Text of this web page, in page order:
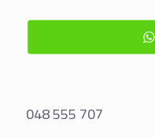
707 555 048